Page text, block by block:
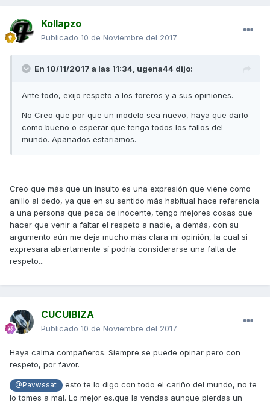
Kollapzo
Publicado 10 de Noviembre del 2017
En 10/11/2017 a las 11:34, ugena44 dijo:
Ante todo, exijo respeto a los foreros y a sus opiniones.
No Creo que por que un modelo sea nuevo, haya que darlo
como bueno o esperar que tenga todos los fallos del
mundo. Apañados estariamos.
Creo que más que un insulto es una expresión que viene como
anillo al dedo, ya que en su sentido más habitual hace referencia
a una persona que peca de inocente, tengo mejores cosas que
hacer que venir a faltar el respeto a nadie, a demás, con su
argumento aún me deja mucho más clara mi opinión, la cual si
expresara abiertamente sí podría considerarse una falta de
respeto...
CUCUIBIZA
Publicado 10 de Noviembre del 2017
Haya calma compañeros. Siempre se puede opinar pero con
respeto, por favor.
@Pavwssat
esto te lo digo con todo el cariño del mundo, no te
lo tomes a mal. Lo mejor es.que la vendas aunque pierdas un